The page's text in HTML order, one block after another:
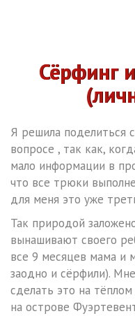
Сёрфинг
Я решила поделиться
вопросе , так как,
мало информации в
что все трюки
для меня это уже
Так природой
вынашивают своего
все 9 месяцев мама и
заодно и сёрфили).
сделать это на
на острове